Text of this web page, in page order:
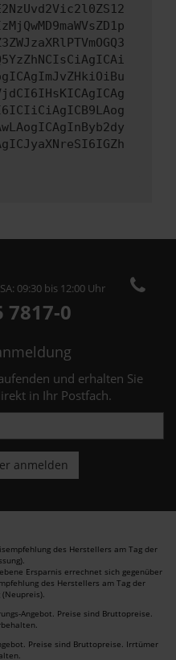
09:30 bis 12:00 Uhr
7817-0
und erhalten Sie
in Ihr Postfach.
des Herstellers am Tag der
Ersparnis errechnet sich gegenüber
des Herstellers am Tag der
(Neupreis).
Angebot. Preise sind Bruttopreise.
Preise sind Bruttopreise. Irrtümer